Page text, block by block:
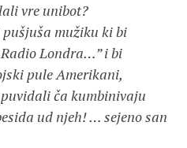
vre unibot?
mužiku ki bi
Londra…” i bi
pule Amerikani,
ča kumbinivaju
ud njeh! … sejeno san